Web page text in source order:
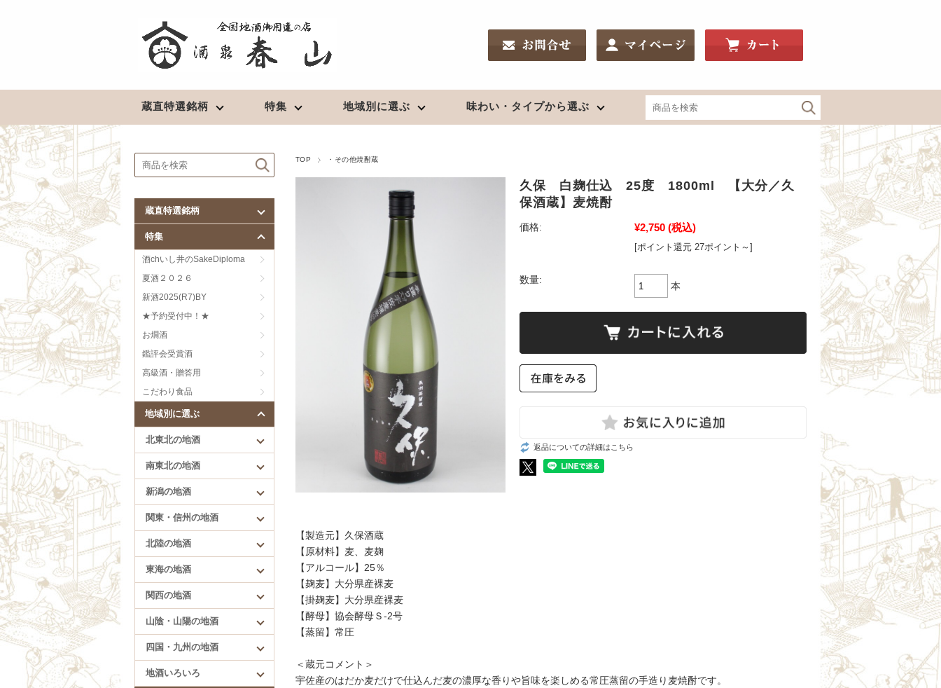
蔵直特選銘柄 特集
★予約受付中！★
酒chいし井のSakeDiploma対策
夏酒２０２６
新酒2025（R7）BY
高級酒・贈答用
地域別に選ぶ
北東北の地酒
陸奥八仙（青森）
田酒／喜久泉（青森）
鳩正宗（青森）
南部美人（岩手）
やまとしずく（秋田）
刈穂（秋田）
まんさくの花（秋田）
雪の茅舎（秋田）
南東北の地酒
上喜元（山形）
栄光冨士（山形）
秀鳳（山形）
辯天（山形）
住吉、樽平（山形）
羽陽男山（山形）
会州一（福島）
豊久仁（福島）
国権（福島）
会津中将（福島）
大七（福島）
久保田（新潟）
〆張鶴（新潟）
越乃寒梅（新潟）
鶴齢（新潟）
清泉（新潟）
雪中梅（新潟）
高千代（新潟）
猪又酒造（新潟）
凜嘉（新潟）
神亀（埼玉）
豊明（埼玉）
寒菊（千葉）
辻善兵衛（栃木）
町田酒造（群馬）
聖（群馬）
真澄（長野）
北陸の地酒
満寿泉（富山）
手取川（石川）
花垣（福井）
開運（静岡）
敷島（愛知）
津島屋（岐阜）
三千盛（岐阜）
花盛（岐阜）
四国・九州の地酒
賀儀屋（愛媛）
久礼（高知）
地酒いろいろ
地酒いろいろ
味わい・タイプから選ぶ
清酒
最高級酒
超辛口
淡麗辛口
淡麗旨口
芳醇辛口
芳醇旨口
甘口
にごり、うすにごり
低精白のお酒
創意工夫
リキュール
日本ワイン
ウイスキー
ジャパニーズ
スコッチ
洋酒いろいろ
TOP ・その他焼酎蔵
久保 白麹仕込 25度 1800ml 【大分／久
保酒蔵】麦焼酎
価格: ¥2,750 (税込)
[ポイント還元 27ポイント～]
数量:
本
返品についての詳細はこちら
【製造元】久保酒蔵
【原材料】麦、麦麹
【アルコール】25％
【麹麦】大分県産裸麦
【掛麹麦】大分県産裸麦
【酵母】協会酵母Ｓ-2号
【蒸留】常圧
＜蔵元コメント＞
宇佐産のはだか麦だけで仕込んだ麦の濃厚な香りや旨味を楽しめる常圧蒸留の手造り麦焼酎です。
蔵直特選銘柄
特集
酒chいし井のSakeDiploma
夏酒２０２６
新酒2025(R7)BY
★予約受付中！★
お燗酒
鑑評会受賞酒
高級酒・贈答用
こだわり食品
地域別に選ぶ
北東北の地酒
南東北の地酒
新潟の地酒
関東・信州の地酒
北陸の地酒
東海の地酒
関西の地酒
山陰・山陽の地酒
四国・九州の地酒
地酒いろいろ